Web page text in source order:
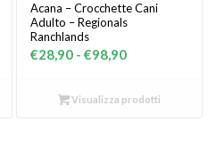
Acana – Crocchette Cani
Adulto – Regionals
Ranchlands
€28,90 - €98,90Fascia
prezzo:
Visualizza prodotti